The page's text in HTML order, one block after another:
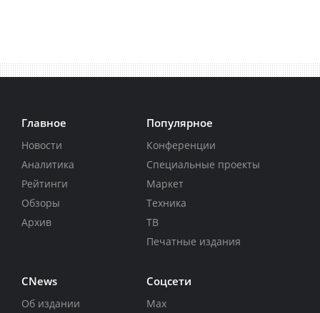
Главное
Новости
Аналитика
Рейтинги
Обзоры
Архив
Популярное
Конференции
Специальные проекты
Маркет
Техника
ТВ
Печатные издания
CNews
Об издании
Соцсети
Max